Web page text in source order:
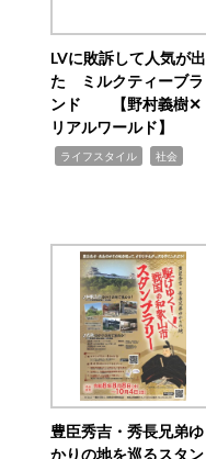
LVに敗訴して人気が出
た ミルクティーブラ
ンド 【野村義樹✕
リアルワールド】
ライフスタイル 社会
豊臣秀吉・秀長兄弟ゆ
かりの地を巡るスタン